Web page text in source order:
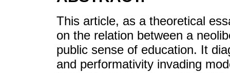
This article, as a theoretical
on the relation between a
public sense of education. It
and performativity invading